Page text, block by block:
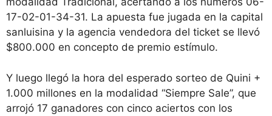
17-02-01-34-31. La apuesta fue jugada en la capital
sanluisina y la agencia vendedora del ticket se llevó
$800.000 en concepto de premio estímulo.
Y luego llegó la hora del esperado sorteo de Quini +
1.000 millones en la modalidad “Siempre Sale”, que
arrojó 17 ganadores con cinco aciertos con los